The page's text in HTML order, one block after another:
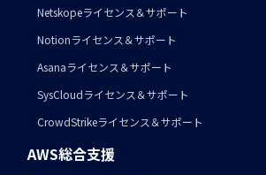
Netskopeライセンス＆サポート
Notionライセンス＆サポート
Asanaライセンス＆サポート
SysCloudライセンス＆サポート
CrowdStrikeライセンス＆サポート
AWS総合支援